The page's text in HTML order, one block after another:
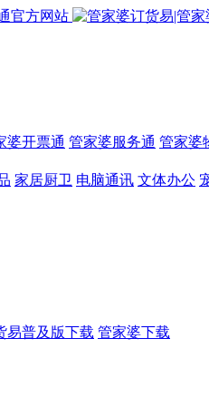
婆开票通 管家婆服务通 管家婆
家居厨卫 电脑通讯 文体办公
易普及版下载 管家婆下载